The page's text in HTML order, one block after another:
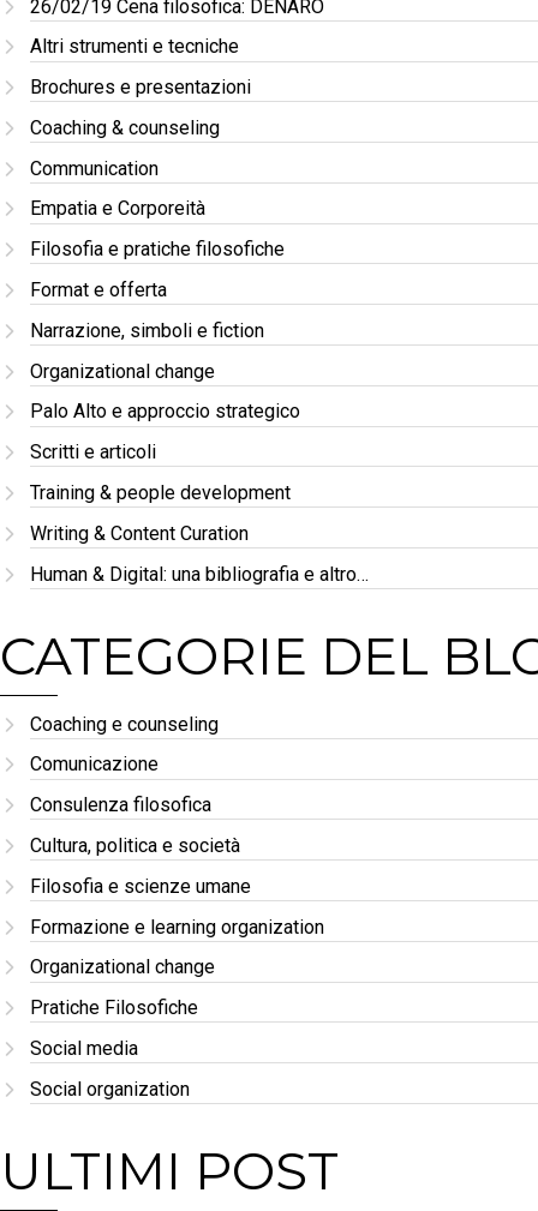
26/02/19 Cena filosofica: DENARO
Altri strumenti e tecniche
Brochures e presentazioni
Coaching & counseling
Communication
Empatia e Corporeità
Filosofia e pratiche filosofiche
Format e offerta
Narrazione, simboli e fiction
Organizational change
Palo Alto e approccio strategico
Scritti e articoli
Training & people development
Writing & Content Curation
Human & Digital: una bibliografia e altro…
CATEGORIE DEL
Coaching e counseling
Comunicazione
Consulenza filosofica
Cultura, politica e società
Filosofia e scienze umane
Formazione e learning organization
Organizational change
Pratiche Filosofiche
Social media
Social organization
ULTIMI POST